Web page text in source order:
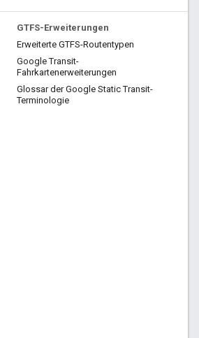
GTFS-Erweiterungen
Erweiterte GTFS-Routentypen
Google Transit-
Fahrkartenerweiterungen
Glossar der Google Static Transit-
Terminologie